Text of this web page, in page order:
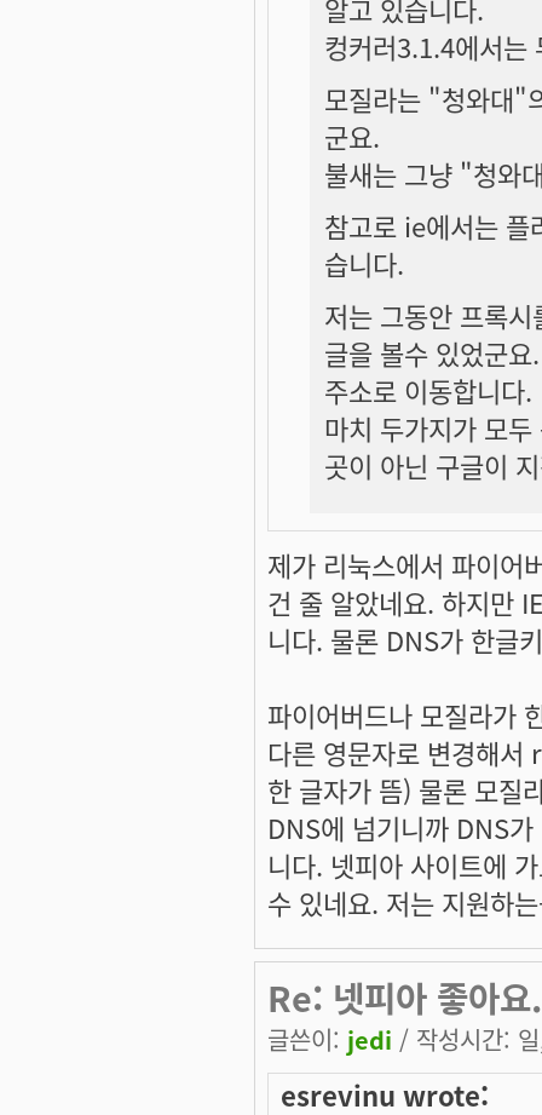
알고 있습니다.
컹커러3.1.4에서는
모질라는 "청와대"
군요.
불새는 그냥 "청와
참고로 ie에서는 플
습니다.
저는 그동안 프록
글을 볼수 있었군
주소로 이동합니다.
마치 두가지가 모
곳이 아닌 구글이
제가 리눅스에서 파이어
건 줄 알았네요. 하지만
니다. 물론 DNS가 한글
파이어버드나 모질라가
다른 영문자로 변경해
한 글자가 뜸) 물론 모질
DNS에 넘기니까 DNS
니다. 넷피아 사이트에
수 있네요. 저는 지원하
Re: 넷피아 좋아요.
글쓴이: jedi / 작성시간:
esrevinu wrote: